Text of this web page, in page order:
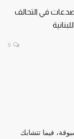
الأجنبية الثلاثاء 2 يونيو..تصدعات في التحالف
0
فيما تتشابك